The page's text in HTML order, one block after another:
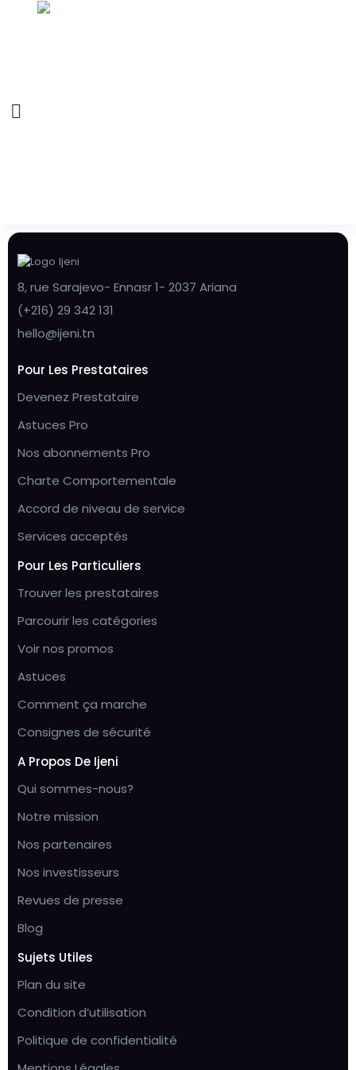
8, rue Sarajevo- Ennasr 1- 2037 Ariana
(+216) 29 342 131
hello@ijeni.tn
Pour Les Prestataires
Devenez Prestataire
Astuces Pro
Nos abonnements Pro
Charte Comportementale
Accord de niveau de service
Services acceptés
Pour Les Particuliers
Trouver les prestataires
Parcourir les catégories
Voir nos promos
Astuces
Comment ça marche
Consignes de sécurité
A Propos De Ijeni
Qui sommes-nous?
Notre mission
Nos partenaires
Nos investisseurs
Revues de presse
Blog
Sujets Utiles
Plan du site
Condition d’utilisation
Politique de confidentialité